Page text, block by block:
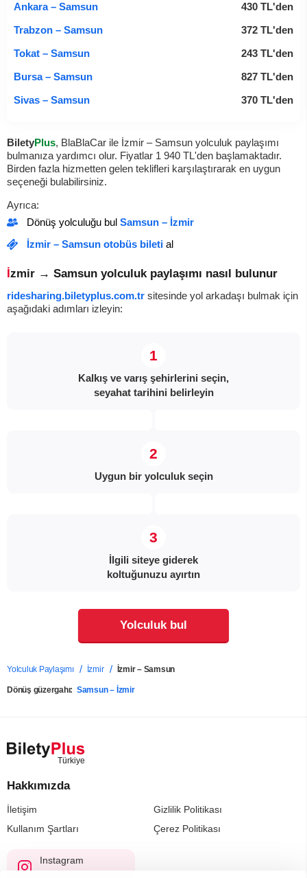
Ankara – Samsun
430 TL'den
Trabzon – Samsun
372 TL'den
Tokat – Samsun
243 TL'den
Bursa – Samsun
827 TL'den
Sivas – Samsun
370 TL'den
BiletyPlus, BlaBlaCar ile İzmir – Samsun yolculuk paylaşımı
bulmanıza yardımcı olur. Fiyatlar 1 940 TL'den başlamaktadır.
Birden fazla hizmetten gelen teklifleri karşılaştırarak en uygun
seçeneği bulabilirsiniz.
Ayrıca:
Dönüş yolculuğu bul Samsun – İzmir
İzmir – Samsun otobüs bileti al
İzmir → Samsun yolculuk paylaşımı nasıl bulunur
ridesharing.biletyplus.com.tr sitesinde yol arkadaşı bulmak için
aşağıdaki adımları izleyin:
Kalkış ve varış şehirlerini seçin,
seyahat tarihini belirleyin
Uygun bir yolculuk seçin
İlgili siteye giderek
koltuğunuzu ayırtın
Yolculuk bul
Yolculuk Paylaşımı İzmir İzmir – Samsun
Dönüş güzergahı: Samsun – İzmir
Hakkımızda
İletişim
Gizlilik Politikası
Kullanım Şartları
Çerez Politikası
Instagram
@biletyplus_turkiye